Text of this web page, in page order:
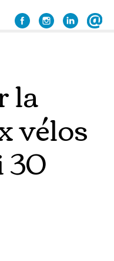
la
vélos
30